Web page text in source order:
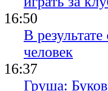
16:50
В
человек
16:37
Груша: